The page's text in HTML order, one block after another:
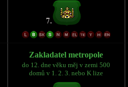
Zakladatel metropole
do 12. dne věku měj v zemi 500
domů v 1. 2. 3. nebo K lize